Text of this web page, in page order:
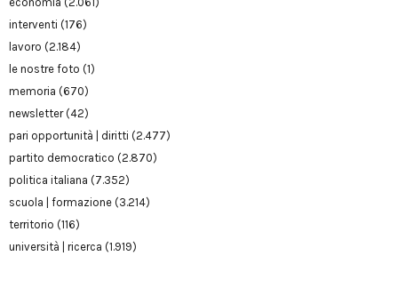
interventi (176)
lavoro (2.184)
le nostre foto (1)
memoria (670)
newsletter(42)
pari opportunità | diritti (2.477)
partito democratico (2.870)
politica italiana (7.352)
scuola | formazione (3.214)
territorio (116)
università | ricerca (1.919)